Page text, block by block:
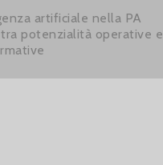
artificiale nella PA
potenzialità operative e